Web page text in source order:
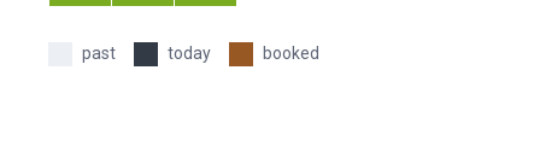
past today booked